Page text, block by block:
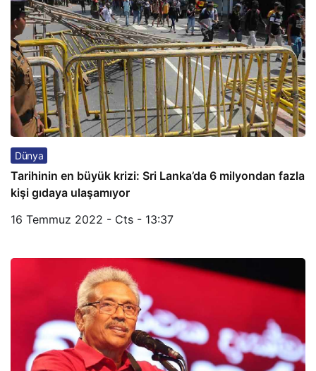
Dünya
Tarihinin en büyük krizi: Sri Lanka’da 6 milyondan fazla
kişi gıdaya ulaşamıyor
16 Temmuz 2022 - Cts - 13:37